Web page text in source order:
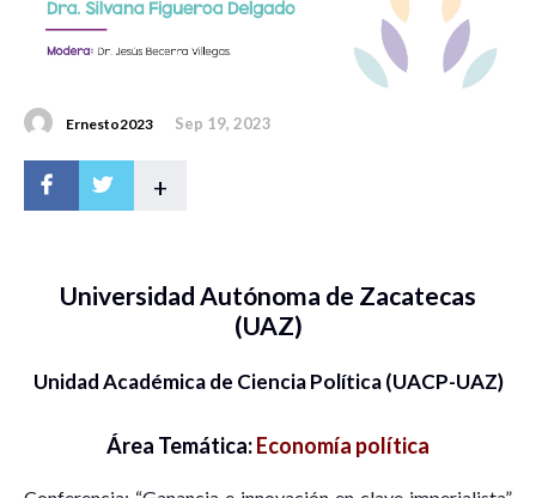
Ernesto2023 Sep 19, 2023
+
Universidad Autónoma de Zacatecas
(UAZ)
Unidad Académica de Ciencia Política (UACP-UAZ)
Área Temática:Economía política